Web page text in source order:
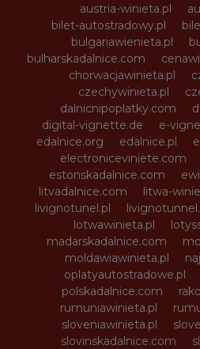
austria-winieta.pl
bilet-autostradowy.pl
bulgariawienieta.pl
bulharskadalnice.com
chorwacjawinieta.pl
czechywinieta.pl
dalnicnipoplatky.com
digital-vignette.de
e-
edalnice.org
edalnice.pl
electroniceviniete.com
estonskadalnice.com
litvadalnice.com
litwa-
livignotunel.pl
lotwawinieta.pl
madarskadalnice.com
moldawiawinieta.pl
oplatyautostradowe.pl
polskadalnice.com
rumuniawinieta.pl
sloveniawinieta.pl
slovinskadalnice.com